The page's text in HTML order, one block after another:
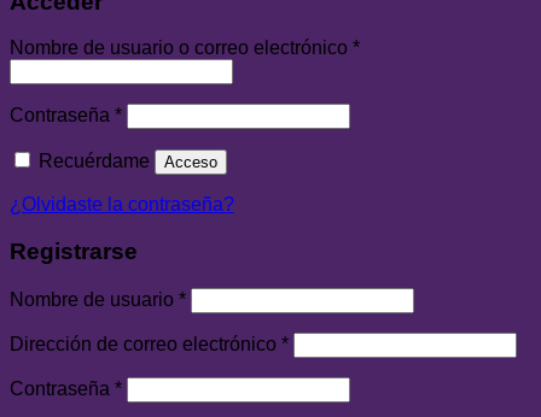
Nombre de usuario o correo electrónico *
Contraseña *
Recuérdame Acceso
¿Olvidaste la contraseña?
Registrarse
Nombre de usuario *
Dirección de correo electrónico *
Contraseña *